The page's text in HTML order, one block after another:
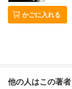
かごに入れる
他の人はこの著者